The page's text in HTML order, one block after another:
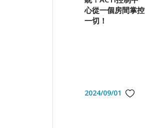
心從一個房間掌控
一切！
2024/09/01